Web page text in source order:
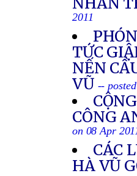
2011
TỨC
NẾN
VŨ --
CÔNG
on 08 Apr
CÁC
HÀ VŨ